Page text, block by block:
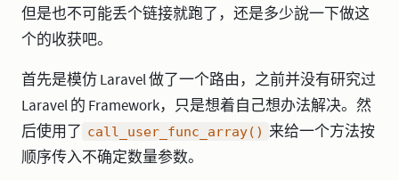
但是也不可能丢个链接就跑了，还是多少說一下做这
个的收获吧。
首先是模仿 Laravel 做了一个路由，之前并没有研究过
Laravel 的 Framework，只是想着自己想办法解决。然
后使用了 call_user_func_array() 来给一个方法按
顺序传入不确定数量参数。